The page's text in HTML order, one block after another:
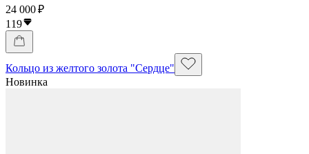
24 000 ₽
119
Кольцо из желтого золота "Сердце"
Новинка